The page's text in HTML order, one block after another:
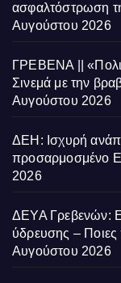
ασφαλτόστρωση
Αυγούστου 2026
ΓΡΕΒΕΝΑ ||
Σινεμά με την
Αυγούστου 2026
ΔΕΗ: Ισχυρή
προσαρμοσμένο
2026
ΔΕΥΑ Γρεβενών:
ύδρευσης – Ποιες
Αυγούστου 2026